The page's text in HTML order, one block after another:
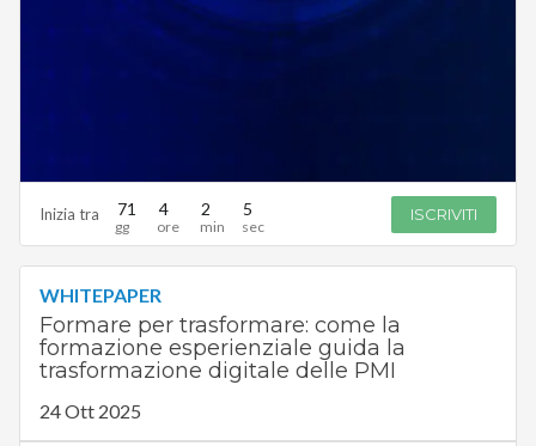
Inizia tra 71 4 2 4 ISCRIVITI
WHITEPAPER
Formare per trasformare: come la
formazione esperienziale guida la
trasformazione digitale delle PMI
24 Ott 2025